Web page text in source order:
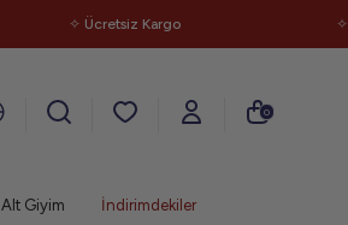
✧ Ücretsiz Kargo ✧
0
Alt Giyim İndirimdekiler